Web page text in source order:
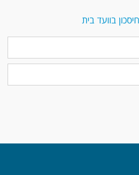
בוועד בית